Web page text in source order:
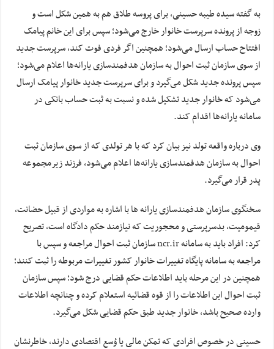
به گفته سیده طیبه حسینی، برای پروسه طلاق هم به همین شکل است و
زوجه از پرونده سرپرست خانوار خارج می‌شود؛ سپس برای این خانم پیامک
افتتاح حساب ارسال می‌شود؛ همچنین اگر فردی فوت کند، سرپرست جدید
از سوی سازمان ثبت احوال به سازمان هدفمندسازی یارانه‌ها اعلام می‌شود؛
سپس پرونده جدید شکل می‌گیرد و برای سرپرست جدید خانوار پیامک ارسال
می‌شود که خانوار جدید تشکیل شده و نسبت به ثبت حساب بانکی در
سامانه یارانه‌ها اقدام کند.
وی درباره واقعه تولد نیز بیان کرد که با هر تولدی که از سوی سازمان ثبت
احوال به سازمان هدفمندسازی یارانه‌ها اعلام می‌شود، فرزند زیرمجموعه
پدر قرار می‌گیرد.
سخنگوی سازمان هدفمندسازی یارانه ها با اشاره به مواردی از قبیل حضانت،
قیمومیت، بدسرپرستی و محجوریت که نیازمند حکم دادگاه است، تصریح
کرد: افراد باید به سامانه ncr.ir سازمان ثبت احوال مراجعه و سپس با
مراجعه به سامانه پایگاه تغییرات خانوار کشور تغییرات مربوطه را ثبت کنند؛
همچنین در این مرحله باید اطلاعات حکم قضایی درج شود؛ سپس سازمان
ثبت احوال این اطلاعات را از قوه قضائیه استعلام کرده و چنانچه اطلاعات
وارده صحیح باشد، خانوار جدید طبق حکم قضایی شکل می‌گیرد.
حسینی در خصوص افرادی که تمکن مالی یا وُسع اقتصادی دارند، خاطرنشان